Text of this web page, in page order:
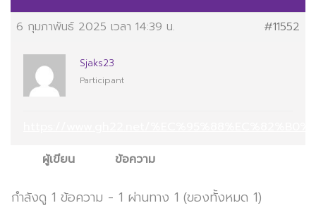
6 กุมภาพันธ์ 2025 เวลา 14:39 น. #11552
Sjaks23
Participant
ผู้เขียน
ข้อความ
กำลังดู 1 ข้อความ - 1 ผ่านทาง 1 (ของทั้งหมด 1)